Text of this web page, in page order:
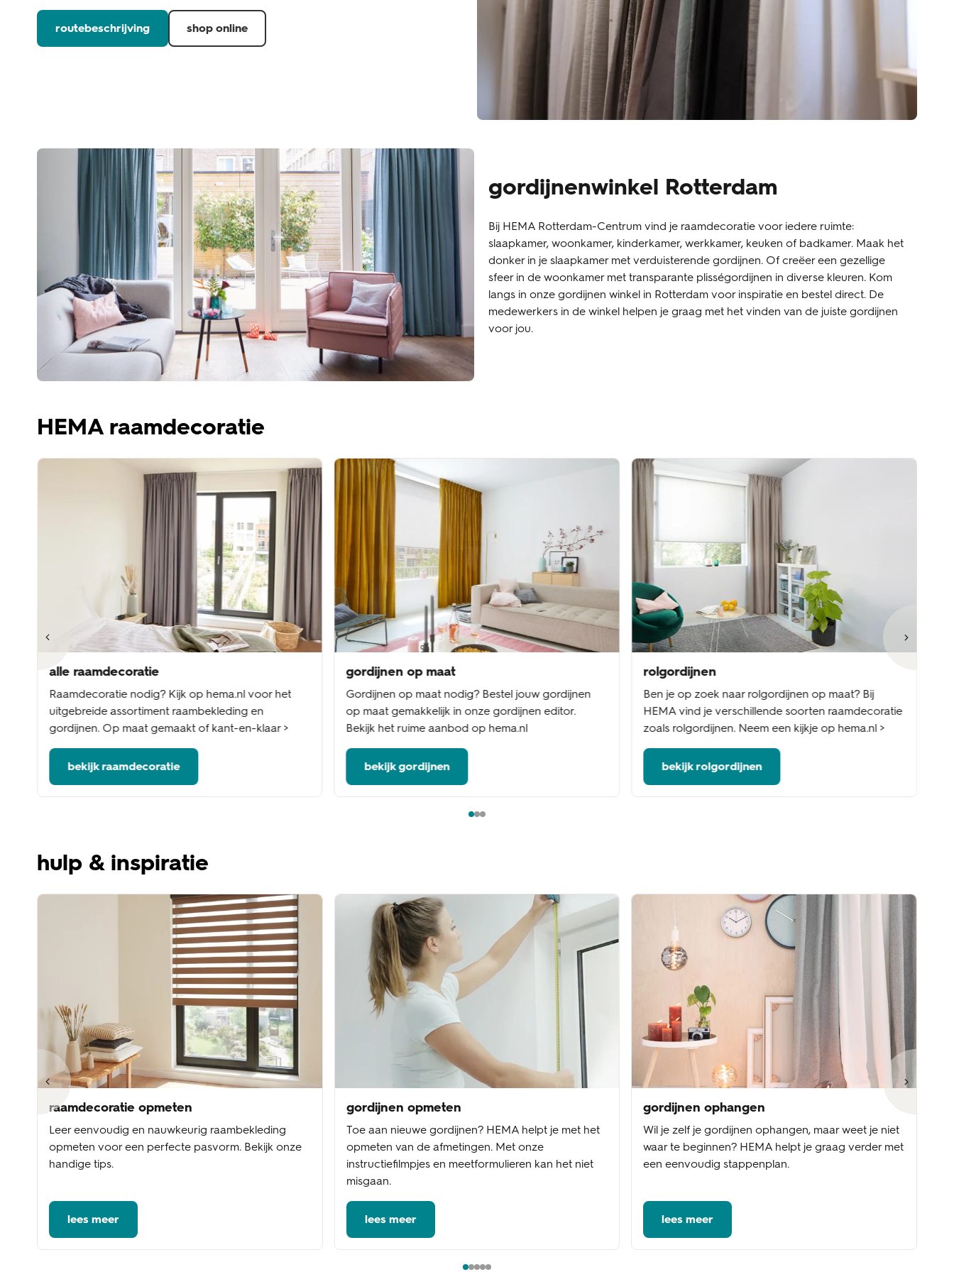
routebeschrijving shop online
gordijnenwinkel Rotterdam
Bij HEMA Rotterdam-Centrum vind je raamdecoratie voor iedere ruimte:
slaapkamer, woonkamer, kinderkamer, werkkamer, keuken of badkamer. Maak het
donker in je slaapkamer met verduisterende gordijnen. Of creëer een gezellige
sfeer in de woonkamer met transparante plisségordijnen in diverse kleuren. Kom
langs in onze gordijnen winkel in Rotterdam voor inspiratie en bestel direct. De
medewerkers in de winkel helpen je graag met het vinden van de juiste gordijnen
voor jou.
HEMA raamdecoratie
alle raamdecoratie
Raamdecoratie nodig? Kijk op hema.nl voor het
uitgebreide assortiment raambekleding en
gordijnen. Op maat gemaakt of kant-en-klaar >
bekijk raamdecoratie
gordijnen op maat
Gordijnen op maat nodig? Bestel jouw gordijnen
op maat gemakkelijk in onze gordijnen editor.
Bekijk het ruime aanbod op hema.nl
bekijk gordijnen
rolgordijnen
Ben je op zoek naar rolgordijnen op maat? Bij
HEMA vind je verschillende soorten raamdecoratie
zoals rolgordijnen. Neem een kijkje op hema.nl >
bekijk rolgordijnen
hulp & inspiratie
raamdecoratie opmeten
Leer eenvoudig en nauwkeurig raambekleding
opmeten voor een perfecte pasvorm. Bekijk onze
handige tips.
lees meer
gordijnen opmeten
Toe aan nieuwe gordijnen? HEMA helpt je met het
opmeten van de afmetingen. Met onze
instructiefilmpjes en meetformulieren kan het niet
misgaan.
lees meer
gordijnen ophangen
Wil je zelf je gordijnen ophangen, maar weet je niet
waar te beginnen? HEMA helpt je graag verder met
een eenvoudig stappenplan.
lees meer